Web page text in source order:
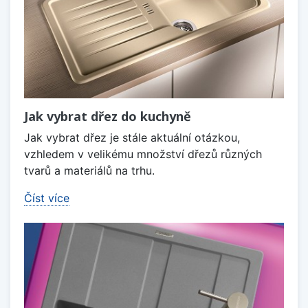
Jak vybrat dřez do kuchyně
Jak vybrat dřez je stále aktuální otázkou,
vzhledem v velikému množství dřezů různých
tvarů a materiálů na trhu.
Číst více